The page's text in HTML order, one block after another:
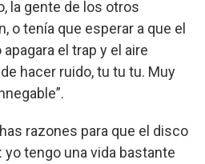
la gente de los otros
o tenía que esperar a que el
el trap y el aire
hacer ruido, tu tu tu. Muy
razones para que el disco
yo tengo una vida bastante